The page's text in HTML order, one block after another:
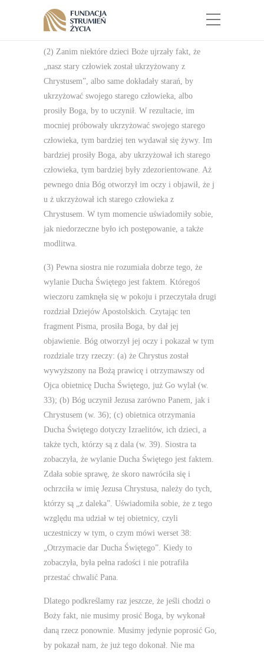
(2) Zanim niektóre dzieci Boże ujrzały fakt, że
„nasz stary człowiek został ukrzyżowany z
Chrystusem”, albo same dokładały starań, by
ukrzyżować swojego starego człowieka, albo
prosiły Boga, by to uczynił. W rezultacie, im
mocniej próbowały ukrzyżować swojego starego
człowieka, tym bardziej ten wydawał się żywy. Im
bardziej prosiły Boga, aby ukrzyżował ich starego
człowieka, tym bardziej były zdezorientowane. Aż
pewnego dnia Bóg otworzył im oczy i objawił, że j
u ż ukrzyżował ich starego człowieka z
Chrystusem. W tym momencie uświadomiły sobie,
jak niedorzeczne było ich postępowanie, a także
modlitwa.
(3) Pewna siostra nie rozumiała dobrze tego, że
wylanie Ducha Świętego jest faktem. Któregoś
wieczoru zamknęła się w pokoju i przeczytała drugi
rozdział Dziejów Apostolskich. Czytając ten
fragment Pisma, prosiła Boga, by dał jej
objawienie. Bóg otworzył jej oczy i pokazał w tym
rozdziale trzy rzeczy: (a) że Chrystus został
wywyższony na Bożą prawicę i otrzymawszy od
Ojca obietnicę Ducha Świętego, już Go wylał (w.
33); (b) Bóg uczynił Jezusa zarówno Panem, jak i
Chrystusem (w. 36); (c) obietnica otrzymania
Ducha Świętego dotyczy Izraelitów, ich dzieci, a
także tych, którzy są z dala (w. 39). Siostra ta
zobaczyła, że wylanie Ducha Świętego jest faktem.
Zdała sobie sprawę, że skoro nawróciła się i
ochrzciła w imię Jezusa Chrystusa, należy do tych,
którzy są „z daleka”. Uświadomiła sobie, że z tego
względu ma udział w tej obietnicy, czyli
uczestniczy w tym, o czym mówi werset 38:
„Otrzymacie dar Ducha Świętego”. Kiedy to
zobaczyła, była pełna radości i nie potrafiła
przestać chwalić Pana.
Dlatego podkreślamy raz jeszcze, że jeśli chodzi o
Boży fakt, nie musimy prosić Boga, by wykonał
daną rzecz ponownie. Musimy jedynie poprosić Go,
by pokazał nam, że już tego dokonał. Nie ma